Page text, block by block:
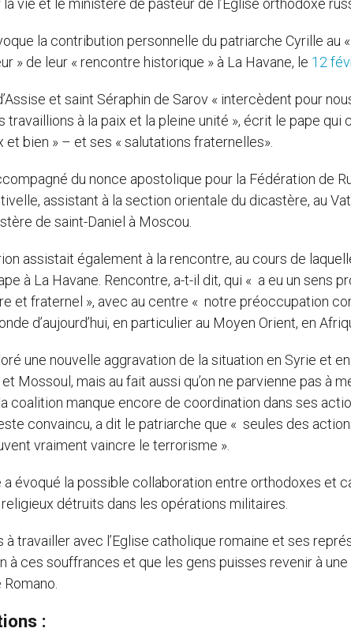
vie et le ministère de pasteur de l’Eglise orthodoxe
la contribution personnelle du patriarche Cyrille au
» de leur « rencontre historique » à La Havane, le 12
et saint Séraphin de Sarov « intercèdent pour
travaillions à la paix et la pleine unité », écrit le pape
et bien » – et ses « salutations fraternelles».
du nonce apostolique pour la Fédération de
assistant à la section orientale du dicastère, au
de saint-Daniel à Moscou.
assistait également à la rencontre, au cours de
à La Havane. Rencontre, a-t-il dit, qui « a eu un sens
et fraternel », avec au centre « notre préoccupation
d’aujourd’hui, en particulier au Moyen Orient, en
une nouvelle aggravation de la situation en Syrie et
Mossoul, mais au fait aussi qu’on ne parvienne pas à
coalition manque encore de coordination dans ses
convaincu, a dit le patriarche que « seules des
vraiment vaincre le terrorisme ».
a évoqué la possible collaboration entre orthodoxes et
détruits dans les opérations militaires.
à travailler avec l’Eglise catholique romaine et ses
à ces souffrances et que les gens puisses revenir à
: